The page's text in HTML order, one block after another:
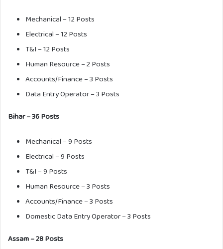
Mechanical – 12 Posts
Electrical – 12 Posts
T&I – 12 Posts
Human Resource – 2 Posts
Accounts/Finance – 3 Posts
Data Entry Operator – 3 Posts
Bihar – 36 Posts
Mechanical – 9 Posts
Electrical – 9 Posts
T&I – 9 Posts
Human Resource – 3 Posts
Accounts/Finance – 3 Posts
Domestic Data Entry Operator – 3 Posts
Assam – 28 Posts